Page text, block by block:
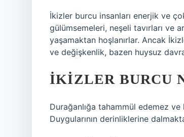
İkizler burcu insanları enerjik ve
gülümsemeleri, neşeli tavırları ve
yaşamaktan hoşlanırlar. Ancak
ve değişkenlik, bazen huysuz
İKIZLER BURCU
Durağanlığa tahammül edemez ve
Duygularının derinliklerine